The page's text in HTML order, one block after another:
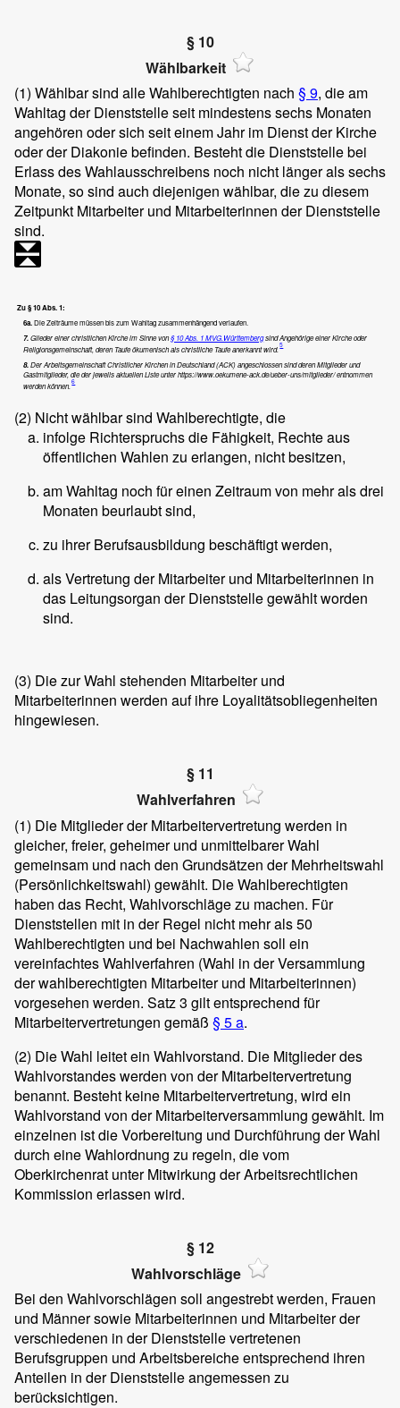
§ 10
Wählbarkeit
(1) Wählbar sind alle Wahlberechtigten nach § 9, die am
Wahltag der Dienststelle seit mindestens sechs Monaten
angehören oder sich seit einem Jahr im Dienst der Kirche
oder der Diakonie befinden. Besteht die Dienststelle bei
Erlass des Wahlausschreibens noch nicht länger als sechs
Monate, so sind auch diejenigen wählbar, die zu diesem
Zeitpunkt Mitarbeiter und Mitarbeiterinnen der Dienststelle
sind.
Zu § 10 Abs. 1:
6a.Die Zeiträume müssen bis zum Wahltag zusammenhängend verlaufen.
7.Glieder einer christlichen Kirche im Sinne von§ 10 Abs. 1 MVG.Württembergsind Angehörige einer Kirche oder
Religionsgemeinschaft, deren Taufe ökumenisch als christliche Taufe anerkannt wird.
5
8.Der Arbeitsgemeinschaft Christlicher Kirchen in Deutschland (ACK) angeschlossensind derenMitglieder und
Gastmitglieder, die der jeweils aktuellen Liste unterhttps://www.oekumene-ack.de/ueber-uns/mitglieder/entnommen
werden können.
6
(2) Nicht wählbar sind Wahlberechtigte, die
infolge Richterspruchs die Fähigkeit, Rechte aus
öffentlichen Wahlen zu erlangen, nicht besitzen,
am Wahltag noch für einen Zeitraum von mehr als drei
Monaten beurlaubt sind,
zu ihrer Berufsausbildung beschäftigt werden,
als Vertretung der Mitarbeiter und Mitarbeiterinnen in
das Leitungsorgan der Dienststelle gewählt worden
sind.
(3) Die zur Wahl stehenden Mitarbeiter und
Mitarbeiterinnen werden auf ihre Loyalitätsobliegenheiten
hingewiesen.
§ 11
Wahlverfahren
(1) Die Mitglieder der Mitarbeitervertretung werden in
gleicher, freier, geheimer und unmittelbarer Wahl
gemeinsam und nach den Grundsätzen der Mehrheitswahl
(Persönlichkeitswahl) gewählt. Die Wahlberechtigten
haben das Recht, Wahlvorschläge zu machen. Für
Dienststellen mit in der Regel nicht mehr als 50
Wahlberechtigten und bei Nachwahlen soll ein
vereinfachtes Wahlverfahren (Wahl in der Versammlung
der wahlberechtigten Mitarbeiter und Mitarbeiterinnen)
vorgesehen werden. Satz 3 gilt entsprechend für
Mitarbeitervertretungen gemäß § 5 a.
(2) Die Wahl leitet ein Wahlvorstand. Die Mitglieder des
Wahlvorstandes werden von der Mitarbeitervertretung
benannt. Besteht keine Mitarbeitervertretung, wird ein
Wahlvorstand von der Mitarbeiterversammlung gewählt. Im
einzelnen ist die Vorbereitung und Durchführung der Wahl
durch eine Wahlordnung zu regeln, die vom
Oberkirchenrat unter Mitwirkung der Arbeitsrechtlichen
Kommission erlassen wird.
§ 12
Wahlvorschläge
Bei den Wahlvorschlägen soll angestrebt werden, Frauen
und Männer sowie Mitarbeiterinnen und Mitarbeiter der
verschiedenen in der Dienststelle vertretenen
Berufsgruppen und Arbeitsbereiche entsprechend ihren
Anteilen in der Dienststelle angemessen zu
berücksichtigen.